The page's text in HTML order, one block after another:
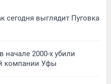
сегодня выглядит Пуговка
начале 2000-х убили
компании Уфы